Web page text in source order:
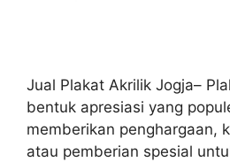
Jual Plakat Akrilik Jogja–
bentuk apresiasi yang
memberikan penghargaan,
atau pemberian spesial